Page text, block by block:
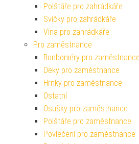
Polštáře pro zahrádkáře
Svíčky pro zahrádkáře
Vína pro zahrádkáře
Pro zaměstnance
Bonboniéry pro zaměstnance
Deky pro zaměstnance
Hrnky pro zaměstnance
Ostatní
Osušky pro zaměstnance
Polštáře pro zaměstnance
Povlečení pro zaměstnance